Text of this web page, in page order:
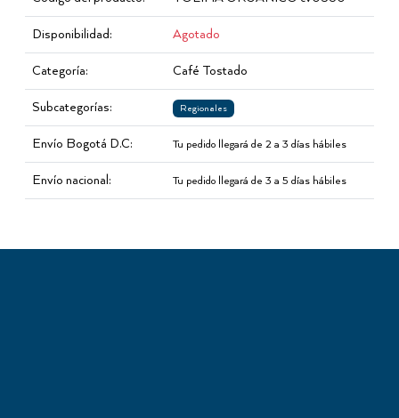
Disponibilidad: Agotado
Categoría: Café Tostado
Subcategorías: Regionales
Envío Bogotá D.C: Tu pedido llegará de 2 a 3 días hábiles
Envío nacional: Tu pedido llegará de 3 a 5 días hábiles